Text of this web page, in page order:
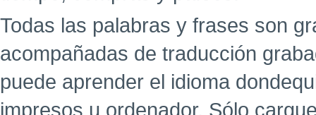
Todas las palabras y frases son
acompañadas de traducción
puede aprender el idioma
impresos u ordenador. Sólo